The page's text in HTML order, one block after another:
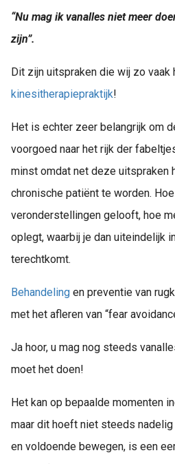
“Nu mag ik vanalles niet meer
zijn”.
Dit zijn uitspraken die wij zo vaak
kinesitherapiepraktijk!
Het is echter zeer belangrijk om
voorgoed naar het rijk der
minst omdat net deze uitspraken
chronische patiënt te worden.
veronderstellingen gelooft, hoe
oplegt, waarbij je dan uiteindelijk
terechtkomt.
Behandeling en preventie van
met het afleren van “fear
Ja hoor, u mag nog steeds
moet het doen!
Het kan op bepaalde momenten
maar dit hoeft niet steeds
en voldoende bewegen, is een